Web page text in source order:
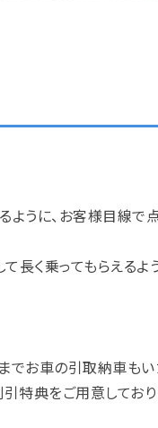
うに、お客様目線で
長く乗ってもらえるよ
お車の引取納車もい
特典をご用意しており